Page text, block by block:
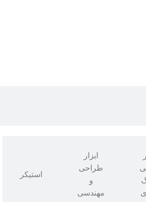
ابزار
طراحی
و
مهندسی
استیکر